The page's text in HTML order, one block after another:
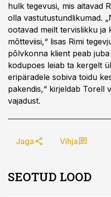
hulk tegevusi, mis aitavad
olla vastutustundlikumad.
ootavad meilt tervislikku ja
mõtteviisi,“ lisas Rimi
põlvkonna klient peab
kodupoes leiab ta kergelt
eripäradele sobiva toidu
pakendis,“ kirjeldab Torell
vajadust.
Jaga Vihja
SEOTUD LOOD